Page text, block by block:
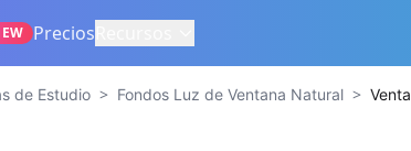
Precios
de Estudio > Fondos Luz de Ventana Natural >